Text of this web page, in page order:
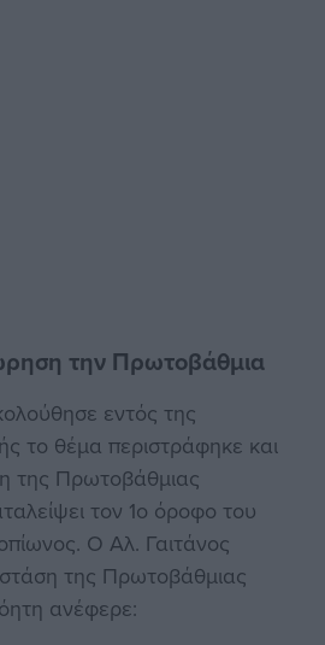
την Πρωτοβάθμια
εντός της
το θέμα περιστράφηκε και
της Πρωτοβάθμιας
τον 1ο όροφο του
Ο Αλ. Γαιτάνος
της Πρωτοβάθμιας
ανέφερε: